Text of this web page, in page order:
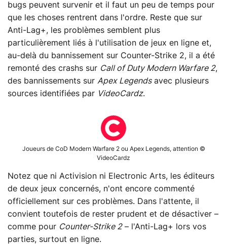
bugs peuvent survenir et il faut un peu de temps pour
que les choses rentrent dans l'ordre. Reste que sur
Anti-Lag+, les problèmes semblent plus
particulièrement liés à l'utilisation de jeux en ligne et,
au-delà du bannissement sur Counter-Strike 2, il a été
remonté des crashs sur Call of Duty Modern Warfare 2,
des bannissements sur Apex Legendsavec plusieurs
sources identifiées par VideoCardz.
Joueurs de CoD Modern Warfare 2 ou Apex Legends, attention ©
VideoCardz
Notez que ni Activision ni Electronic Arts, les éditeurs
de deux jeux concernés, n'ont encore commenté
officiellement sur ces problèmes. Dans l'attente, il
convient toutefois de rester prudent et de désactiver –
comme pour Counter-Strike 2– l'Anti-Lag+ lors vos
parties, surtout en ligne.